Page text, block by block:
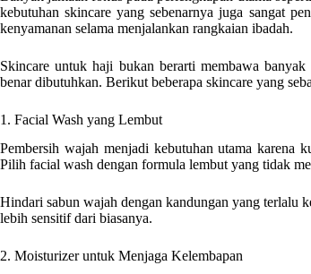
kebutuhan skincare yang sebenarnya juga sangat
kenyamanan selama menjalankan rangkaian ibadah.
Skincare untuk haji bukan berarti membawa
benar dibutuhkan. Berikut beberapa skincare yang
1. Facial Wash yang Lembut
Pembersih wajah menjadi kebutuhan utama karena
Pilih facial wash dengan formula lembut yang tidak
Hindari sabun wajah dengan kandungan yang terlalu
lebih sensitif dari biasanya.
2. Moisturizer untuk Menjaga Kelembapan